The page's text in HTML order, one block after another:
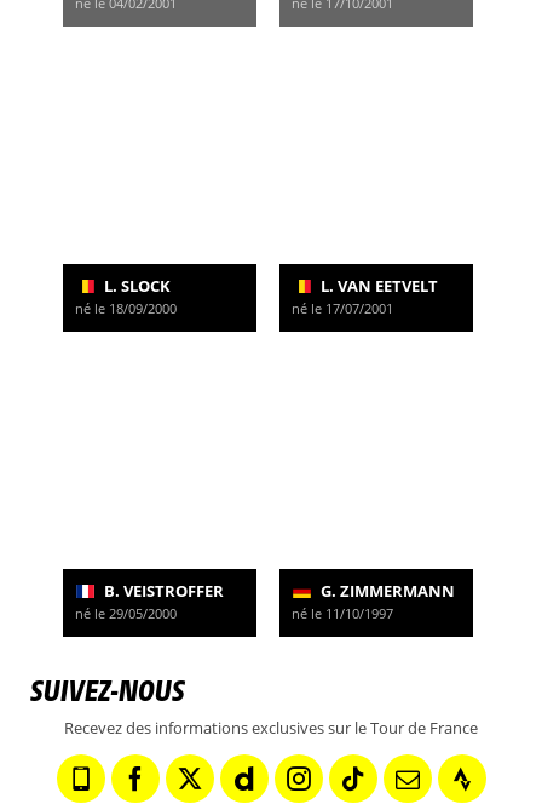
L. SLOCK
né le 18/09/2000
L. VAN EETVELT
né le 17/07/2001
B. VEISTROFFER
né le 29/05/2000
G. ZIMMERMANN
né le 11/10/1997
SUIVEZ-NOUS
Recevez des informations exclusives sur le Tour de France